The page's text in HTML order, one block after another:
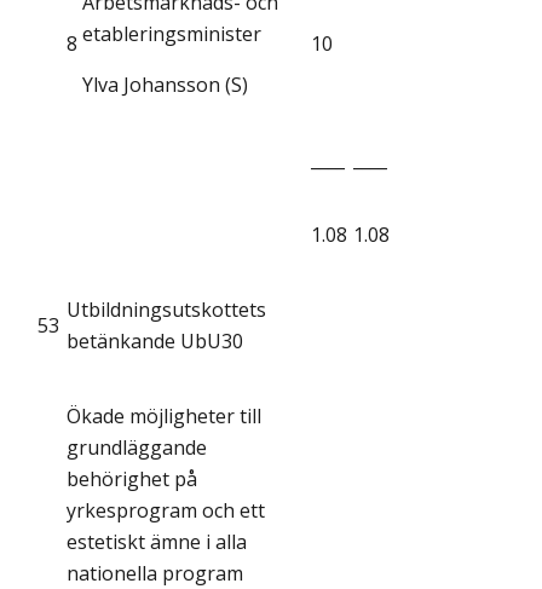
8 etableringsminister
Ylva Johansson (S)
10
1.08 1.08
53
Utbildningsutskottets
betänkande UbU30
Ökade möjligheter till
grundläggande
behörighet på
yrkesprogram och ett
estetiskt ämne i alla
nationella program